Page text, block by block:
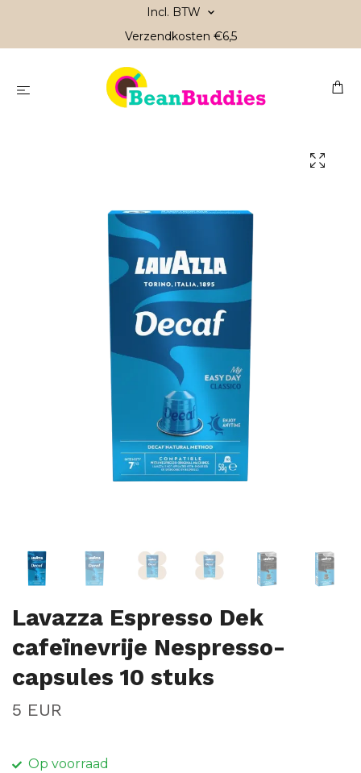
Incl. BTW
Verzendkosten €6,5
Lavazza Espresso Dek
cafeïnevrije Nespresso-
capsules 10 stuks
5 EUR
Op voorraad